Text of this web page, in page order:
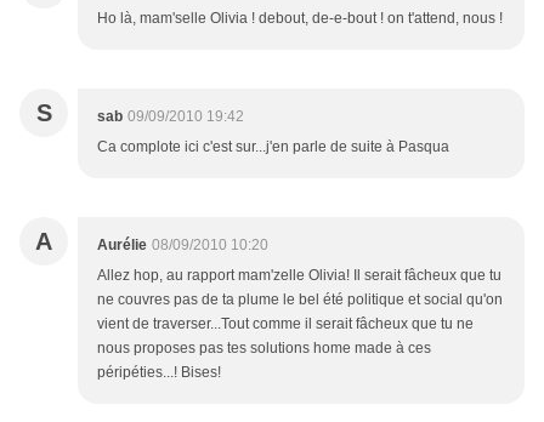
Ho là, mam'selle Olivia ! debout, de-e-bout ! on t'attend, nous !
S sab 09/09/2010 19:42
Ca complote ici c'est sur...j'en parle de suite à Pasqua
A Aurélie 08/09/2010 10:20
Allez hop, au rapport mam'zelle Olivia! Il serait fâcheux que tu
ne couvres pas de ta plume le bel été politique et social qu'on
vient de traverser...Tout comme il serait fâcheux que tu ne
nous proposes pas tes solutions home made à ces
péripéties...! Bises!